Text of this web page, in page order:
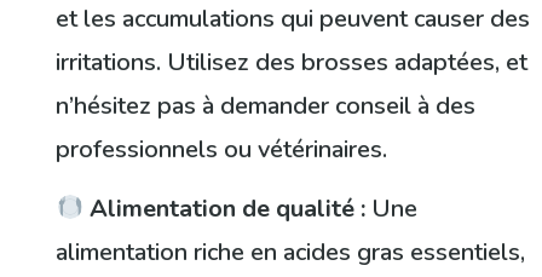
et les accumulations qui peuvent causer des
irritations. Utilisez des brosses adaptées, et
n’hésitez pas à demander conseil à des
professionnels ou vétérinaires.
Alimentation de qualité : Une
alimentation riche en acides gras essentiels,